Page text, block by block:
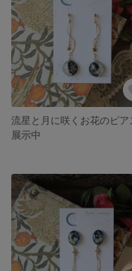
流星と月に咲くお花のピア
展示中